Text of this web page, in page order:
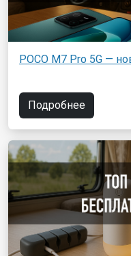
POCO M7 Pro 5G —
Подробнее